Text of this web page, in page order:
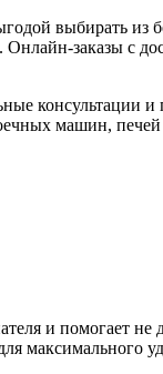
выбирать
заказы с
консультации
машин,
и помогает не
максимального